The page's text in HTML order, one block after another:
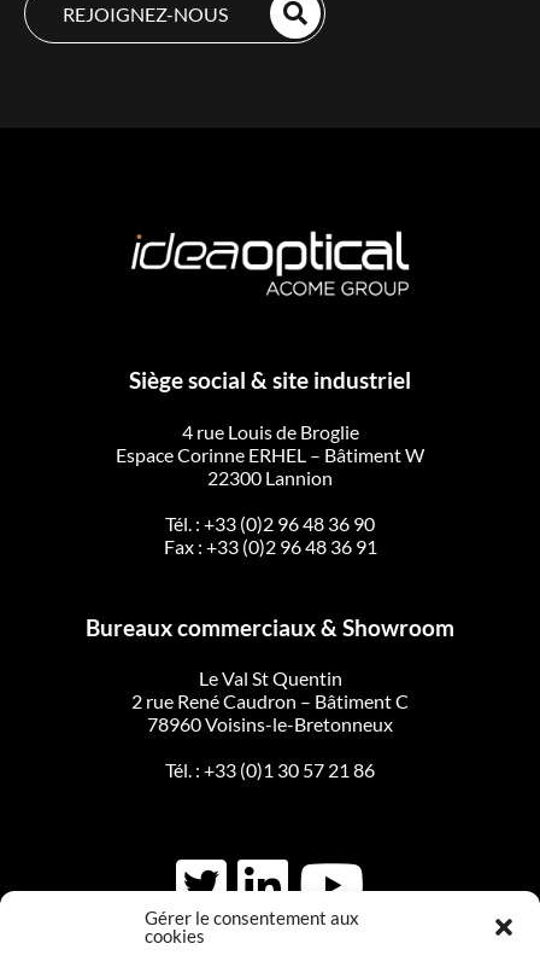
Gérer le consentement aux
cookies
REJOIGNEZ-NOUS
Siège social & site industriel
4 rue Louis de Broglie
Espace Corinne ERHEL – Bâtiment W
22300 Lannion
Tél. : +33 (0)2 96 48 36 90
Fax : +33 (0)2 96 48 36 91
Bureaux commerciaux & Showroom
Le Val St Quentin
2 rue René Caudron – Bâtiment C
78960 Voisins-le-Bretonneux
Tél. : +33 (0)1 30 57 21 86